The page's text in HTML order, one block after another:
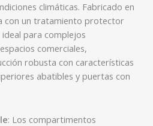
climáticas. Fabricado en
con un tratamiento protector
para complejos
comerciales,
robusta con características
abatibles y puertas con
: Los compartimentos